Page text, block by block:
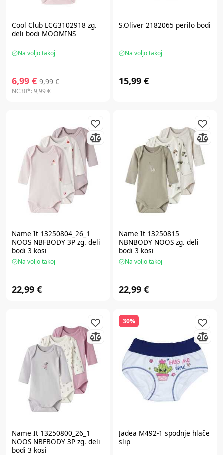
Cool Club LCG3102918 zg.
deli bodi MOOMINS
Na voljo takoj
6,99 € 9,99 €
NC30*:9,99 €
S.Oliver 2182065 perilo bodi
Na voljo takoj
15,99 €
Name It 13250804_26_1
NOOS NBFBODY 3P zg. deli
bodi 3 kosi
Na voljo takoj
22,99 €
Name It 13250815
NBNBODY NOOS zg. deli
bodi 3 kosi
Na voljo takoj
22,99 €
Name It 13250800_26_1
NOOS NBFBODY 3P zg. deli
bodi 3 kosi
30%
Jadea M492-1 spodnje hlače
slip